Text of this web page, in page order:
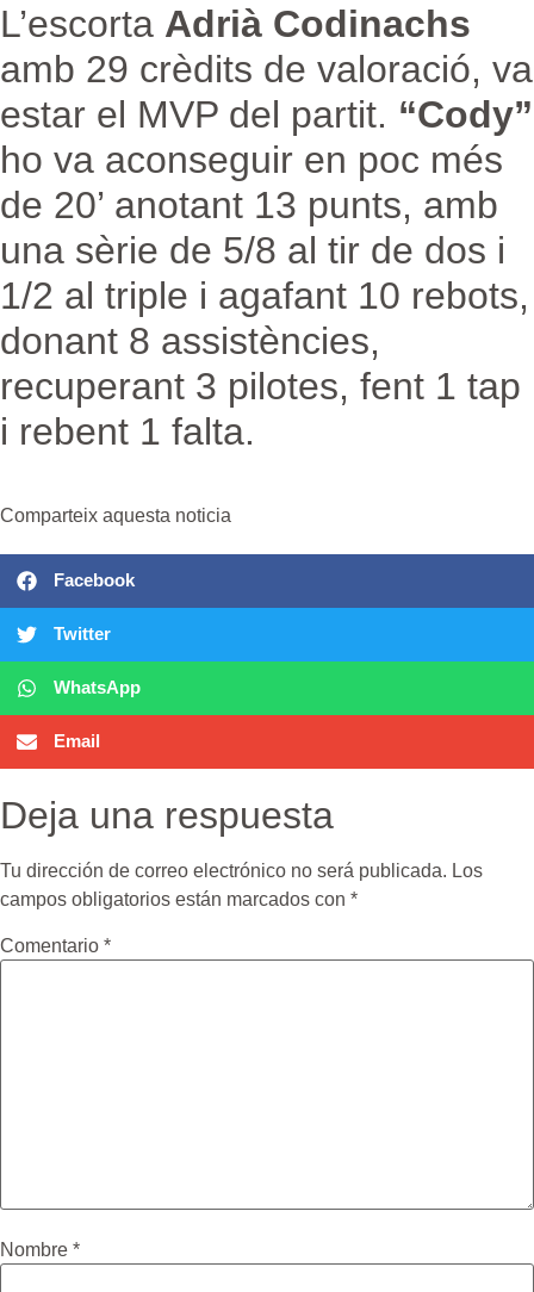
L’escorta Adrià Codinachs
amb 29 crèdits de valoració, va
estar el MVP del partit. “Cody”
ho va aconseguir en poc més
de 20’ anotant 13 punts, amb
una sèrie de 5/8 al tir de dos i
1/2 al triple i agafant 10 rebots,
donant 8 assistències,
recuperant 3 pilotes, fent 1 tap
i rebent 1 falta.
Comparteix aquesta noticia
Facebook
Twitter
WhatsApp
Email
Deja una respuesta
Tu dirección de correo electrónico no será publicada. Los
campos obligatorios están marcados con *
Comentario *
Nombre *